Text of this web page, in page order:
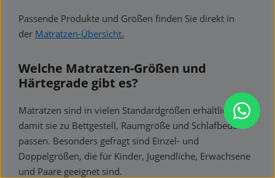
Passende Produkte und Größen finden Sie direkt in
der Matratzen-Übersicht.
Welche Matratzen-Größen und
Härtegrade gibt es?
Matratzen sind in vielen Standardgrößen erhältlich,
damit sie zu Bettgestell, Raumgröße und Schlafbedarf
passen. Besonders gefragt sind Einzel- und
Doppelgrößen, die für Kinder, Jugendliche, Erwachsene
und Paare geeignet sind.